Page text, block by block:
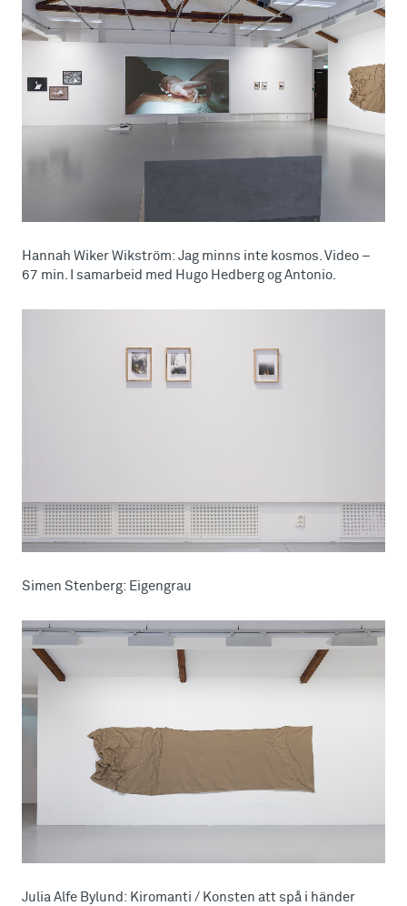
Hannah Wiker Wikström: Jag minns inte kosmos. Video –
67 min. I samarbeid med Hugo Hedberg og Antonio.
Simen Stenberg: Eigengrau
Julia Alfe Bylund: Kiromanti / Konsten att spå i händer